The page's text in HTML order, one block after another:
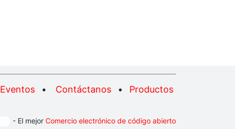
Eventos • Contáctanos • Productos
- El mejor Comercio electrónico de código abierto